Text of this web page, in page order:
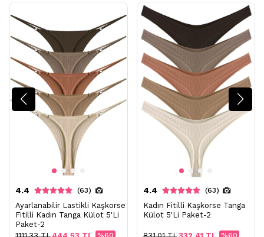
4.4 (63)
Ayarlanabilir Lastikli Kaşkorse
Fitilli Kadın Tanga Külot 5'Li
Paket-2
%60
4.4 (63)
Kadın Fitilli Kaşkorse Tanga
Külot 5'Li Paket-2
%60